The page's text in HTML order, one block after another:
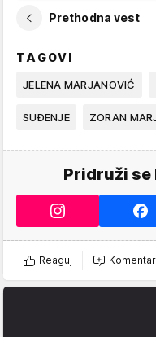
Prethodna vest
TAGOVI
JELENA MARJANOVIĆ
SUĐENJE ZORAN
Pridruži se
Reaguj